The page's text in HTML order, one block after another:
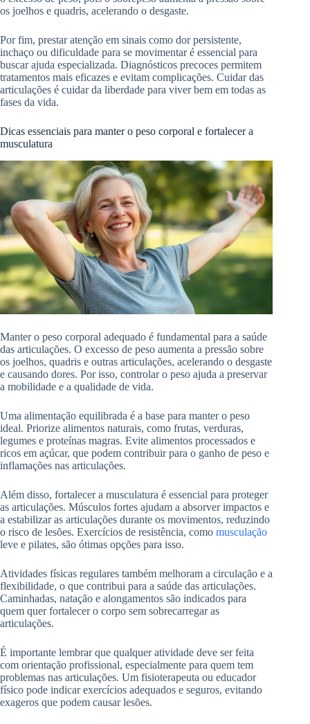
os joelhos e quadris, acelerando o desgaste.
Por fim, prestar atenção em sinais como dor persistente,
inchaço ou dificuldade para se movimentar é essencial para
buscar ajuda especializada. Diagnósticos precoces permitem
tratamentos mais eficazes e evitam complicações. Cuidar das
articulações é cuidar da liberdade para viver bem em todas as
fases da vida.
Dicas essenciais para manter o peso corporal e fortalecer a
musculatura
Manter o peso corporal adequado é fundamental para a saúde
das articulações. O excesso de peso aumenta a pressão sobre
os joelhos, quadris e outras articulações, acelerando o desgaste
e causando dores. Por isso, controlar o peso ajuda a preservar
a mobilidade e a qualidade de vida.
Uma alimentação equilibrada é a base para manter o peso
ideal. Priorize alimentos naturais, como frutas, verduras,
legumes e proteínas magras. Evite alimentos processados e
ricos em açúcar, que podem contribuir para o ganho de peso e
inflamações nas articulações.
Além disso, fortalecer a musculatura é essencial para proteger
as articulações. Músculos fortes ajudam a absorver impactos e
a estabilizar as articulações durante os movimentos, reduzindo
o risco de lesões. Exercícios de resistência, como musculação
leve e pilates, são ótimas opções para isso.
Atividades físicas regulares também melhoram a circulação e a
flexibilidade, o que contribui para a saúde das articulações.
Caminhadas, natação e alongamentos são indicados para
quem quer fortalecer o corpo sem sobrecarregar as
articulações.
É importante lembrar que qualquer atividade deve ser feita
com orientação profissional, especialmente para quem tem
problemas nas articulações. Um fisioterapeuta ou educador
físico pode indicar exercícios adequados e seguros, evitando
exageros que podem causar lesões.